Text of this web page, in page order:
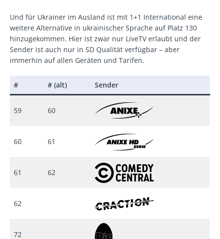
Und für Ukrainer im Ausland ist mit 1+1 International eine
weitere Alternative in ukrainischer Sprache auf Platz 130
hinzugekommen. Hier ist zwar nur LiveTV erlaubt und der
Sender ist auch nur in SD Qualität verfügbar – aber
immerhin auf allen Geräten und Tarifen.
# # (alt) Sender
59 60
60 61
61 62
62
72